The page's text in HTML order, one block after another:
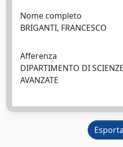
Nome completo
BRIGANTI, FRANCESCO
Afferenza
DIPARTIMENTO DI
AVANZATE